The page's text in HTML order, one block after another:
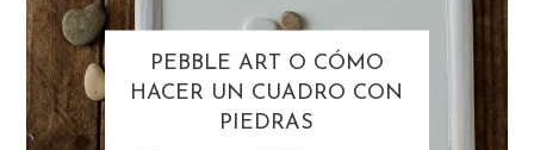
PEBBLE ART O CÓMO
HACER UN CUADRO CON
PIEDRAS